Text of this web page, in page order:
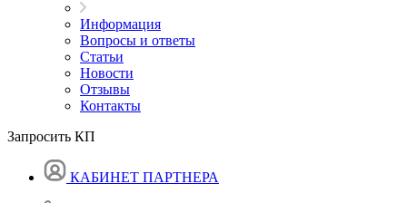
Информация
Вопросы и ответы
Статьи
Новости
Отзывы
Контакты
Запросить КП
КАБИНЕТ ПАРТНЕРА